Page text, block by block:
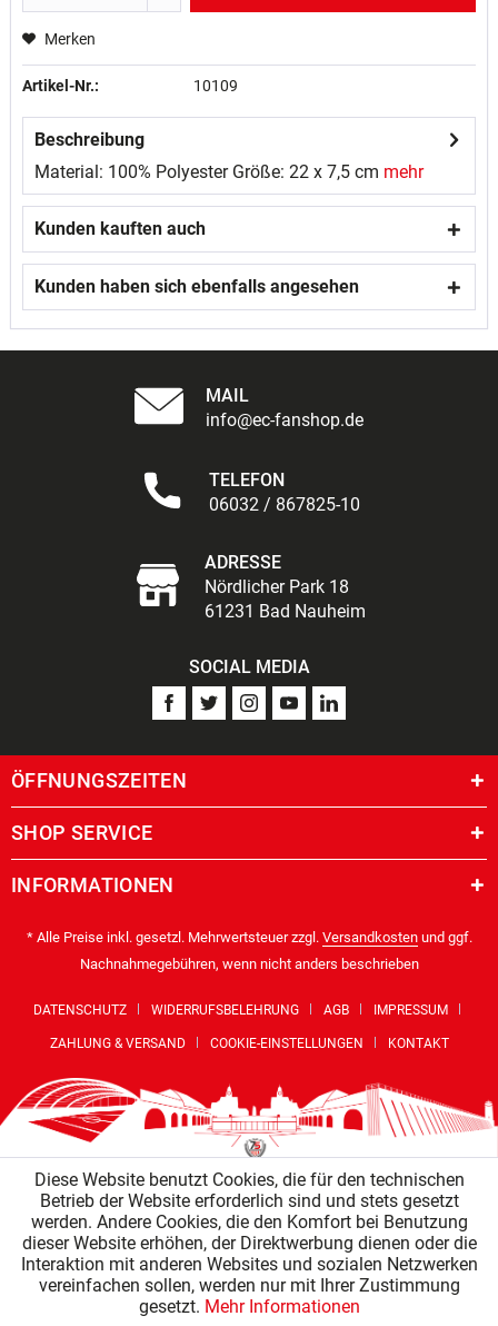
Merken
Artikel-Nr.: 10109
Beschreibung
Material: 100% Polyester Größe: 22 x 7,5 cm mehr
Kunden kauften auch
Kunden haben sich ebenfalls angesehen
MAIL
info@ec-fanshop.de
TELEFON
06032 / 867825-10
ADRESSE
Nördlicher Park 18
61231 Bad Nauheim
SOCIAL MEDIA
ÖFFNUNGSZEITEN
SHOP SERVICE
INFORMATIONEN
* Alle Preise inkl. gesetzl. Mehrwertsteuer zzgl. Versandkostenund ggf.
Nachnahmegebühren, wenn nicht anders beschrieben
DATENSCHUTZ WIDERRUFSBELEHRUNG AGB IMPRESSUM
ZAHLUNG & VERSAND COOKIE-EINSTELLUNGEN KONTAKT
Diese Website benutzt Cookies, die für den technischen
Betrieb der Website erforderlich sind und stets gesetzt
werden. Andere Cookies, die den Komfort bei Benutzung
dieser Website erhöhen, der Direktwerbung dienen oder die
Interaktion mit anderen Websites und sozialen Netzwerken
vereinfachen sollen, werden nur mit Ihrer Zustimmung
gesetzt. Mehr Informationen